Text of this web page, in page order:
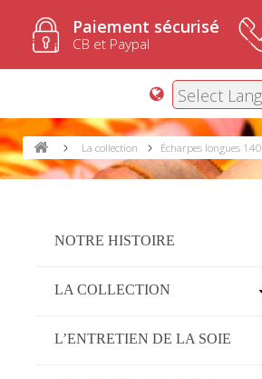
Paiement sécurisé
CB et Paypal
Select
La collection Écharpes longues
NOTRE HISTOIRE
LA COLLECTION
L’ENTRETIEN DE LA SOIE